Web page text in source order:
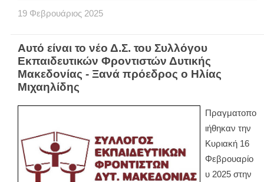
19 Φεβρουάριος 2025
Αυτό είναι το νέο Δ.Σ. του Συλλόγου
Εκπαιδευτικών Φροντιστών Δυτικής
Μακεδονίας - Ξανά πρόεδρος ο Ηλίας
Μιχαηλίδης
Πραγματοπο
ιήθηκαν την
Κυριακή 16
Φεβρουαρίο
υ 2025 στην